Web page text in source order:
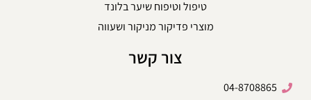
טיפול וטיפוח שיער בלונד
מוצרי פדיקור מניקור ושעווה
צור קשר
04-8708865